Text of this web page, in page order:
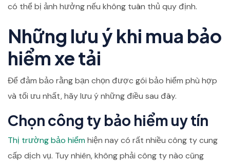
có thể bị ảnh hưởng nếu không tuân thủ quy định.
Những lưu ý khi mua bảo
hiểm xe tải
Để đảm bảo rằng bạn chọn được gói bảo hiểm phù hợp
và tối ưu nhất, hãy lưu ý những điều sau đây.
Chọn công ty bảo hiểm uy tín
Thị trường bảo hiểmhiện nay có rất nhiều công ty cung
cấp dịch vụ. Tuy nhiên, không phải công ty nào cũng